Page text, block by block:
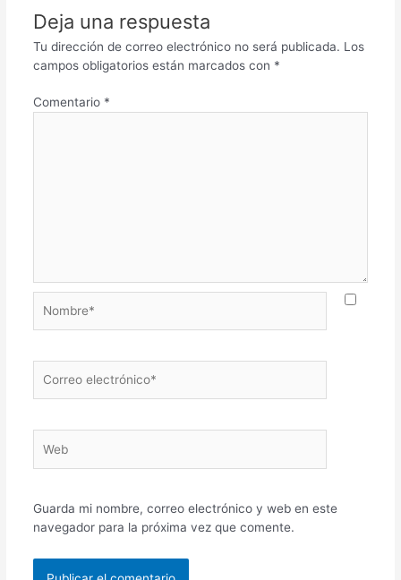
Deja una respuesta
Tu dirección de correo electrónico no será publicada. Los
campos obligatorios están marcados con *
Comentario *
electrónico*
Guarda mi nombre, correo electrónico y web en este
navegador para la próxima vez que comente.